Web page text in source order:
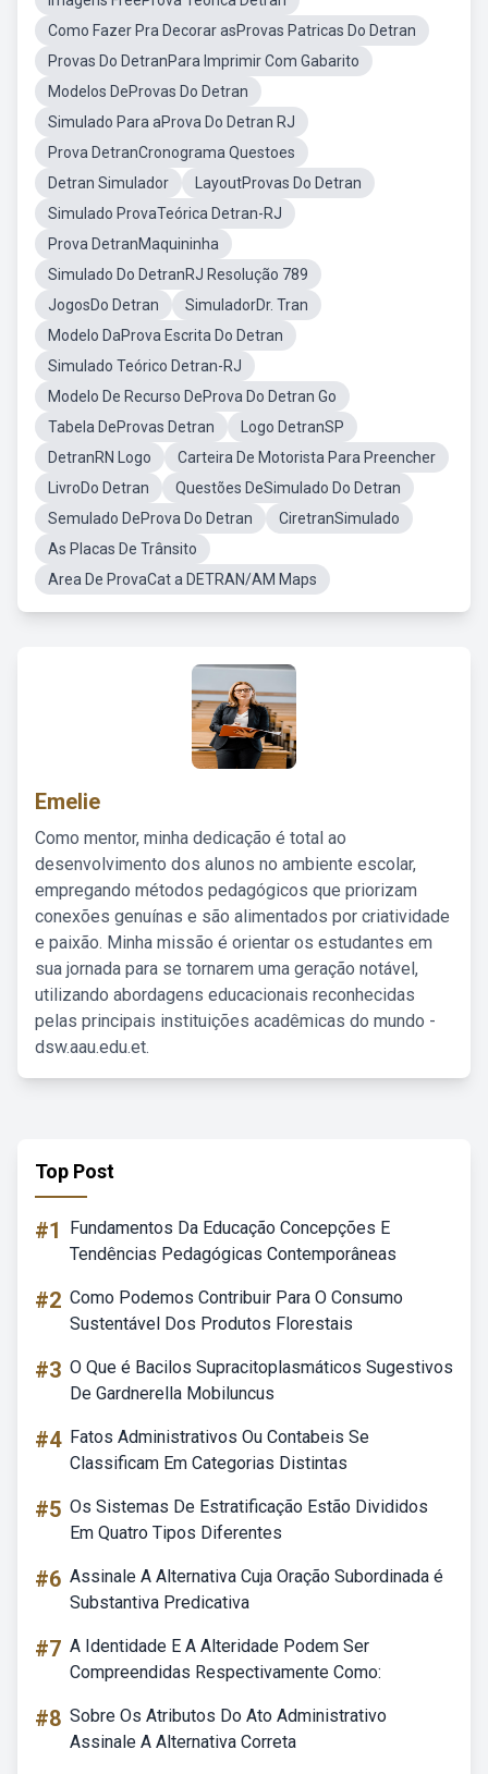
Como Fazer Pra Decorar asProvas Patricas Do Detran
Provas Do DetranPara Imprimir Com Gabarito
Modelos DeProvas Do Detran
Simulado Para aProva Do Detran RJ
Prova DetranCronograma Questoes
Detran Simulador
LayoutProvas Do Detran
Simulado ProvaTeórica Detran-RJ
Prova DetranMaquininha
Simulado Do DetranRJ Resolução 789
JogosDo Detran
SimuladorDr. Tran
Modelo DaProva Escrita Do Detran
Simulado Teórico Detran-RJ
Modelo De Recurso DeProva Do Detran Go
Tabela DeProvas Detran
Logo DetranSP
DetranRN Logo
Carteira De Motorista Para Preencher
LivroDo Detran
Questões DeSimulado Do Detran
Semulado DeProva Do Detran
CiretranSimulado
As Placas De Trânsito
Area De ProvaCat a DETRAN/AM Maps
Emelie
Como mentor, minha dedicação é total ao
desenvolvimento dos alunos no ambiente escolar,
empregando métodos pedagógicos que priorizam
conexões genuínas e são alimentados por criatividade
e paixão. Minha missão é orientar os estudantes em
sua jornada para se tornarem uma geração notável,
utilizando abordagens educacionais reconhecidas
pelas principais instituições acadêmicas do mundo -
dsw.aau.edu.et.
Top Post
#1
Fundamentos Da Educação Concepções E
Tendências Pedagógicas Contemporâneas
#2 Como Podemos Contribuir Para O Consumo
Sustentável Dos Produtos Florestais
#3 O Que é Bacilos Supracitoplasmáticos Sugestivos
De Gardnerella Mobiluncus
#4 Fatos Administrativos Ou Contabeis Se
Classificam Em Categorias Distintas
#5 Os Sistemas De Estratificação Estão Divididos
Em Quatro Tipos Diferentes
#6 Assinale A Alternativa Cuja Oração Subordinada é
Substantiva Predicativa
#7 A Identidade E A Alteridade Podem Ser
Compreendidas Respectivamente Como:
#8 Sobre Os Atributos Do Ato Administrativo
Assinale A Alternativa Correta